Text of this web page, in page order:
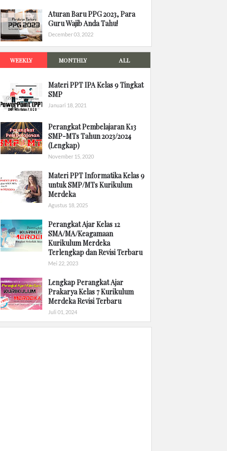
Aturan Baru PPG 2023, Para
Guru Wajib Anda Tahu!
December 03, 2022
WEEKLY MONTHLY ALL
Materi PPT IPA Kelas 9 Tingkat
SMP
Januari 18, 2021
Perangkat Pembelajaran K13
SMP-MTs Tahun 2023/2024
(Lengkap)
November 15, 2020
Materi PPT Informatika Kelas 9
untuk SMP/MTs Kurikulum
Merdeka
Agustus 18, 2025
Perangkat Ajar Kelas 12
SMA/MA/Keagamaan
Kurikulum Merdeka
Terlengkap dan Revisi Terbaru
Mei 22, 2023
Lengkap Perangkat Ajar
Prakarya Kelas 7 Kurikulum
Merdeka Revisi Terbaru
Juli 01, 2024